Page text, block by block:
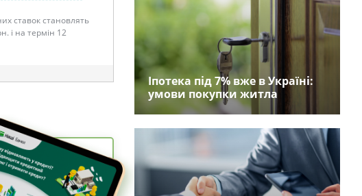
ставок становлять
і на термін 12
Іпотека під 7% вже в Україні:
умови покупки житла